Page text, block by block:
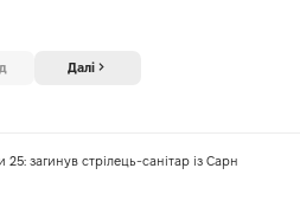
Далі
25: загинув стрілець-санітар із Сарн